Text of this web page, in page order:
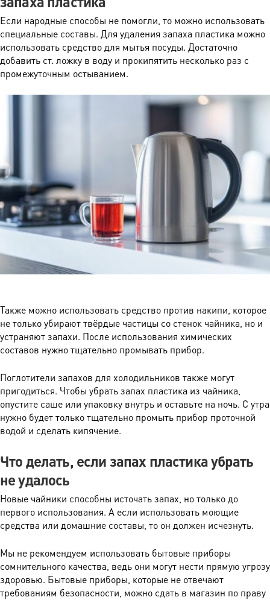
Если народные способы не помогли, то можно использовать
специальные составы. Для удаления запаха пластика можно
использовать средство для мытья посуды. Достаточно
добавить ст. ложку в воду и прокипятить несколько раз с
промежуточным остыванием.
Также можно использовать средство против накипи, которое
не только убирают твёрдые частицы со стенок чайника, но и
устраняют запахи. После использования химических
составов нужно тщательно промывать прибор.
Поглотители запахов для холодильников также могут
пригодиться. Чтобы убрать запах пластика из чайника,
опустите саше или упаковку внутрь и оставьте на ночь. С утра
нужно будет только тщательно промыть прибор проточной
водой и сделать кипячение.
Что делать, если запах пластика убрать
не удалось
Новые чайники способны источать запах, но только до
первого использования. А если использовать моющие
средства или домашние составы, то он должен исчезнуть.
Мы не рекомендуем использовать бытовые приборы
сомнительного качества, ведь они могут нести прямую угрозу
здоровью. Бытовые приборы, которые не отвечают
требованиям безопасности, можно сдать в магазин по праву